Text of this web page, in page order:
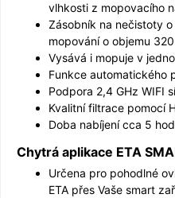
vlhkosti z mopovacího
Zásobník na nečistoty
mopování o objemu
Vysává i mopuje v
Funkce automatického
Podpora 2,4 GHz WIFI
Kvalitní filtrace pomocí
Doba nabíjení cca 5
Chytrá aplikace ETA
Určena pro pohodlné
ETA přes Vaše smart